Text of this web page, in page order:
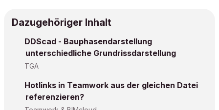
Dazugehöriger Inhalt
DDScad - Bauphasendarstellung
unterschiedliche Grundrissdarstellung
TGA
Hotlinks in Teamwork aus der gleichen Datei
referenzieren?